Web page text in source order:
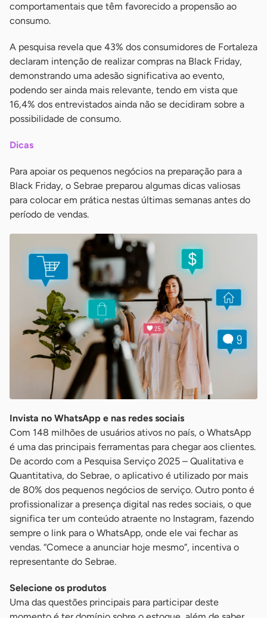
comportamentais que têm favorecido a propensão ao
consumo.
A pesquisa revela que 43% dos consumidores de Fortaleza
declaram intenção de realizar compras na Black Friday,
demonstrando uma adesão significativa ao evento,
podendo ser ainda mais relevante, tendo em vista que
16,4% dos entrevistados ainda não se decidiram sobre a
possibilidade de consumo.
Dicas
Para apoiar os pequenos negócios na preparação para a
Black Friday, o Sebrae preparou algumas dicas valiosas
para colocar em prática nestas últimas semanas antes do
período de vendas.
Invista no WhatsApp e nas redes sociais
Com 148 milhões de usuários ativos no país, o WhatsApp
é uma das principais ferramentas para chegar aos clientes.
De acordo com a Pesquisa Serviço 2025 – Qualitativa e
Quantitativa, do Sebrae, o aplicativo é utilizado por mais
de 80% dos pequenos negócios de serviço. Outro ponto é
profissionalizar a presença digital nas redes sociais, o que
significa ter um conteúdo atraente no Instagram, fazendo
sempre o link para o WhatsApp, onde ele vai fechar as
vendas. “Comece a anunciar hoje mesmo”, incentiva o
representante do Sebrae.
Selecione os produtos
Uma das questões principais para participar deste